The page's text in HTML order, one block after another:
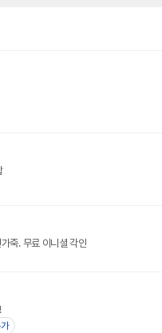
죽. 무료 이니셜 각인